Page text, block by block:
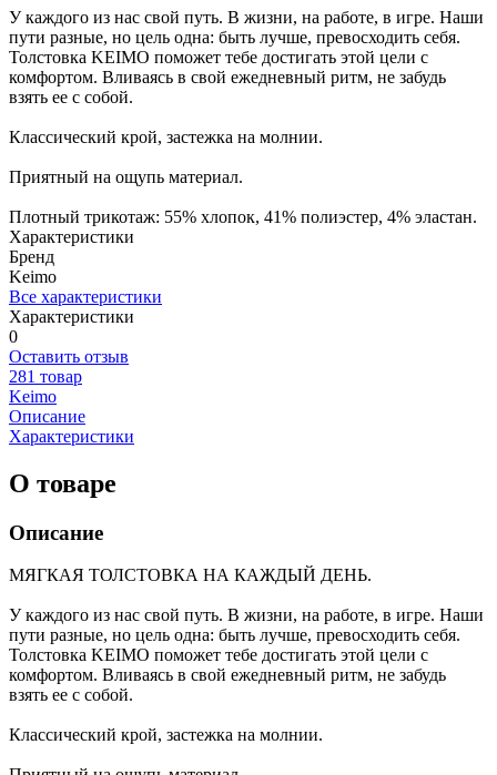
У каждого из нас свой путь. В жизни, на работе, в игре. Наши
пути разные, но цель одна: быть лучше, превосходить себя.
Толстовка KEIMO поможет тебе достигать этой цели с
комфортом. Вливаясь в свой ежедневный ритм, не забудь
взять ее с собой.
Классический крой, застежка на молнии.
Приятный на ощупь материал.
Плотный трикотаж: 55% хлопок, 41% полиэстер, 4% эластан.
Характеристики
Бренд
Keimo
Все характеристики
Характеристики
0
Оставить отзыв
281 товар
Keimo
Описание
Характеристики
О товаре
Описание
МЯГКАЯ ТОЛСТОВКА НА КАЖДЫЙ ДЕНЬ.
У каждого из нас свой путь. В жизни, на работе, в игре. Наши
пути разные, но цель одна: быть лучше, превосходить себя.
Толстовка KEIMO поможет тебе достигать этой цели с
комфортом. Вливаясь в свой ежедневный ритм, не забудь
взять ее с собой.
Классический крой, застежка на молнии.